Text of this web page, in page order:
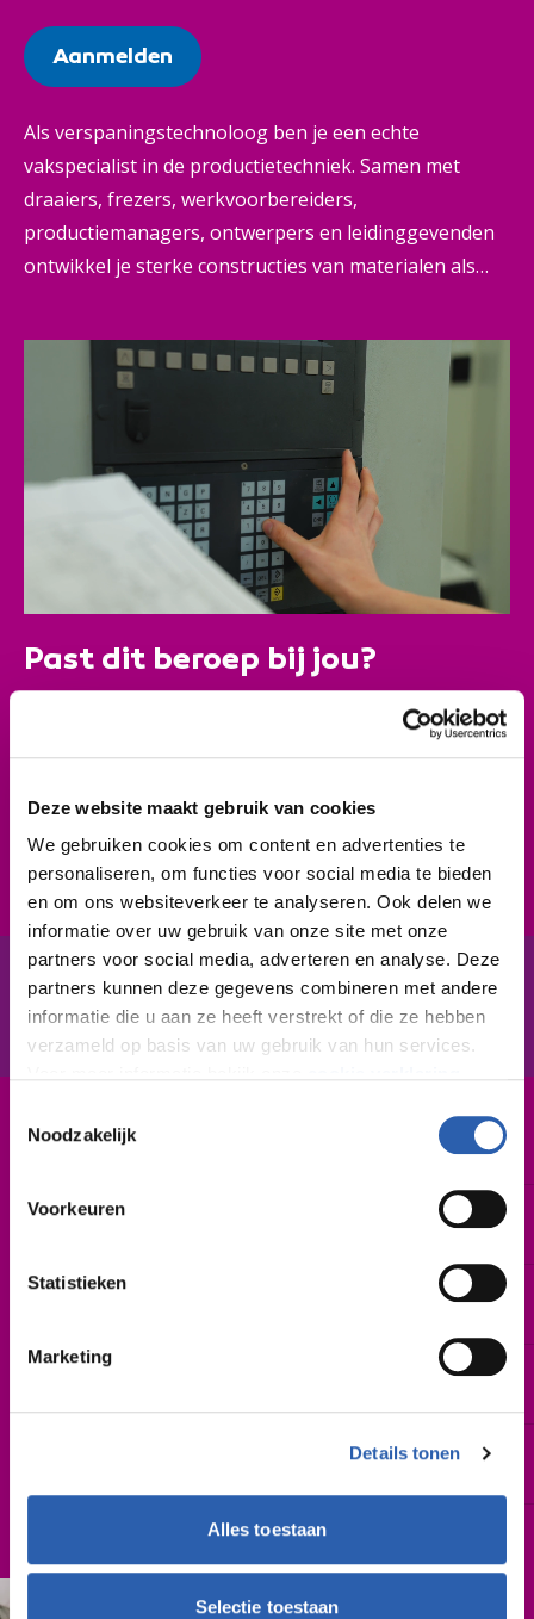
Deze website maakt gebruik van cookies
We gebruiken cookies om content en advertenties te
personaliseren, om functies voor social media te bieden
en om ons websiteverkeer te analyseren. Ook delen we
informatie over uw gebruik van onze site met onze
partners voor social media, adverteren en analyse. Deze
partners kunnen deze gegevens combineren met andere
informatie die u aan ze heeft verstrekt of die ze hebben
verzameld op basis van uw gebruik van hun services.
We werken samen met
die uw gegevens
Noodzakelijk
Voorkeuren
Statistieken
Marketing
Details tonen
Alles toestaan
Selectie toestaan
Aanmelden
Als verspaningstechnoloog ben je een echte
vakspecialist in de productietechniek. Samen met
draaiers, frezers, werkvoorbereiders,
productiemanagers, ontwerpers en leidinggevenden
ontwikkel je sterke constructies van materialen als
CNC-programma's voor de productie en bewaakt
het bewerkingsproces. En zijn er problemen? Dan los
jij ze vakkundig op. Zo zorg jij samen met je collega's
voor een topresultaat.
Past dit beroep bij jou?
Je werkt zelfstandig en nauwkeurig en voelt je
verantwoordelijk voor wat je doet. Problemen
en communiceert goed. Je hebt oog voor kwaliteit. En:
je bent geïnteresseerd in nieuwe technologie.
In het kort De opleiding
Leerweg / niveau
Duur
Startdatum
Leslocatie(s)